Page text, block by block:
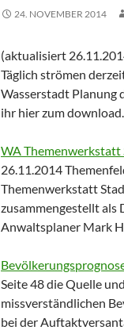
24. NOVEMBER 2014
(aktualisiert
Täglich strömen
Wasserstadt Planung
ihr hier zum download.
WA Themenwerkstatt
26.11.2014
Themenwerkstatt
zusammengestellt als
Anwaltsplaner Mark
Seite 48 die Quelle
missverständlichen
bei der